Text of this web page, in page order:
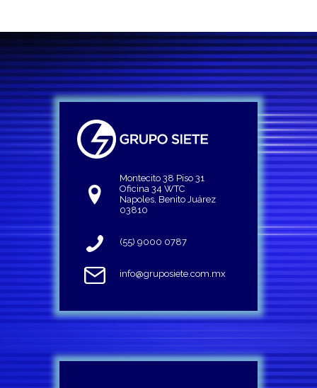
Montecito 38 Piso 31
Oficina 34 WTC
Napoles, Benito Juárez
03810
(55) 9000 0787
info@gruposiete.com.mx